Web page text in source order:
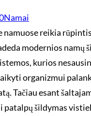
Namai
namuose reikia
modernios namų
kurios
organizmui
Tačiau esant
patalpų šildymas